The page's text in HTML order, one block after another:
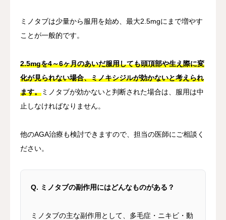
ミノタブは少量から服用を始め、最大2.5mgにまで増やす
ことが一般的です。
2.5mgを4～6ヶ月のあいだ服用しても頭頂部や生え際に変
化が見られない場合、ミノキシジルが効かないと考えられ
ます。ミノタブが効かないと判断された場合は、服用は中
止しなければなりません。
他のAGA治療も検討できますので、担当の医師にご相談く
ださい。
Q. ミノタブの副作用にはどんなものがある？
ミノタブの主な副作用として、多毛症・ニキビ・動